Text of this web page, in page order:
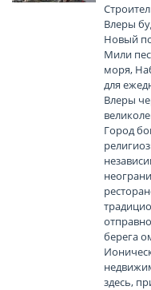
Влеры
Новый
Мили
моря,
для
Влеры
Город
берега
здесь,